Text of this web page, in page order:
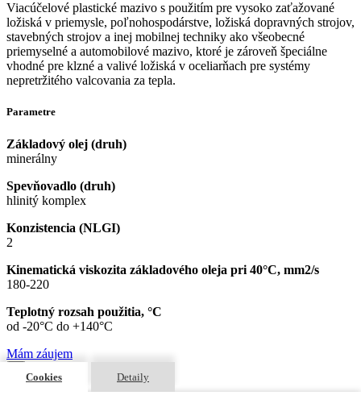
Viacúčelové plastické mazivo s použitím pre vysoko zaťažované
ložiská v priemysle, poľnohospodárstve, ložiská dopravných strojov,
stavebných strojov a inej mobilnej techniky ako všeobecné
priemyselné a automobilové mazivo, ktoré je zároveň špeciálne
vhodné pre klzné a valivé ložiská v oceliarňach pre systémy
nepretržitého valcovania za tepla.
Parametre
Základový olej (druh)
minerálny
Spevňovadlo (druh)
hlinitý komplex
Konzistencia (NLGI)
2
Kinematická viskozita základového oleja pri 40°C, mm2/s
180-220
Teplotný rozsah použitia, °C
od -20°C do +140°C
Mám záujem
Cookies Detaily